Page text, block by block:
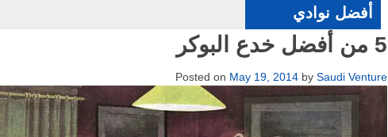
أفضل نوادي
القمار: 5 من أفضل خدع البوكر
Posted on May 19, 2014by Saudi Venture